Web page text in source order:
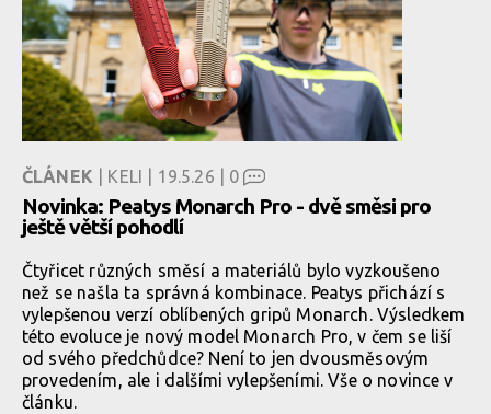
ČLÁNEK | KELI | 19.5.26 | 0
Novinka: Peatys Monarch Pro - dvě směsi pro
ještě větší pohodlí
Čtyřicet různých směsí a materiálů bylo vyzkoušeno
než se našla ta správná kombinace. Peatys přichází s
vylepšenou verzí oblíbených gripů Monarch. Výsledkem
této evoluce je nový model Monarch Pro, v čem se liší
od svého předchůdce? Není to jen dvousměsovým
provedením, ale i dalšími vylepšeními. Vše o novince v
článku.